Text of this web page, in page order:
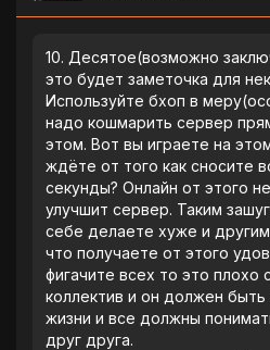
10. Десятое(возможно
это будет заметочка для
Используйте бхоп в
надо кошмарить сервер
этом. Вот вы играете на
ждëте от того как сносите
секунды? Онлайн от этого
улучшит сервер. Таким
себе делаете хуже и
что получаете от этого
фигачите всех то это плохо
коллектив и он должен
жизни и все должны
друг друга.